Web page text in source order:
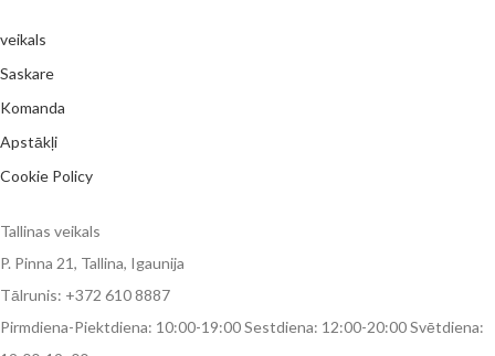
veikals
Saskare
Komanda
Apstākļi
Cookie Policy
Tallinas veikals
P. Pinna 21, Tallina, Igaunija
Tālrunis: +372 610 8887
Pirmdiena-Piektdiena: 10:00-19:00 Sestdiena: 12:00-20:00 Svētdiena: